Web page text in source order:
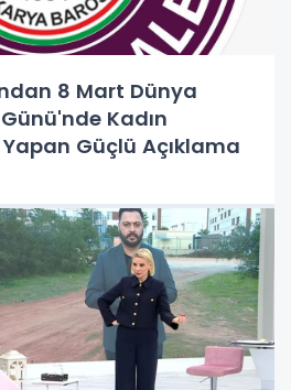
8 Mart Dünya
Kadın
Güçlü Açıklama